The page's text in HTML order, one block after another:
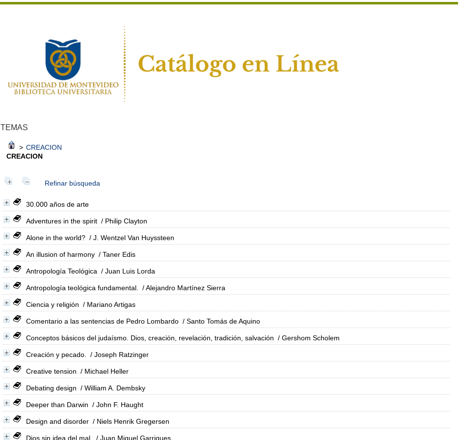
TEMAS
> CREACION
CREACION
Refinar búsqueda
30.000 años de arte
Adventures in the spirit / Philip Clayton
Alone in the world? / J. Wentzel Van Huyssteen
An illusion of harmony / Taner Edis
Antropología Teológica / Juan Luis Lorda
Antropología teológica fundamental. / Alejandro Martínez Sierra
Ciencia y religión / Mariano Artigas
Comentario a las sentencias de Pedro Lombardo / Santo Tomás de Aquino
Conceptos básicos del judaísmo. Dios, creación, revelación, tradición, salvación / Gershom Scholem
Creación y pecado. / Joseph Ratzinger
Creative tension / Michael Heller
Debating design / William A. Dembsky
Deeper than Darwin / John F. Haught
Design and disorder / Niels Henrik Gregersen
Dios sin idea del mal. / Juan Miguel Garrigues